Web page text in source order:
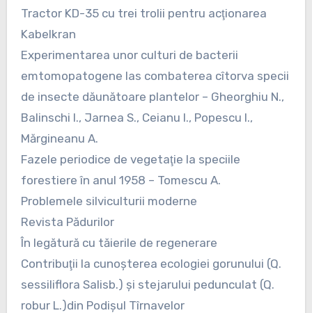
Tractor KD-35 cu trei trolii pentru acţionarea
Kabelkran
Experimentarea unor culturi de bacterii
emtomopatogene las combaterea cîtorva specii
de insecte dăunătoare plantelor – Gheorghiu N.,
Balinschi I., Jarnea S., Ceianu I., Popescu I.,
Mărgineanu A.
Fazele periodice de vegetaţie la speciile
forestiere în anul 1958 – Tomescu A.
Problemele silviculturii moderne
Revista Pădurilor
În legătură cu tăierile de regenerare
Contribuţii la cunoşterea ecologiei gorunului (Q.
sessiliflora Salisb.) şi stejarului pedunculat (Q.
robur L.)din Podişul Tîrnavelor